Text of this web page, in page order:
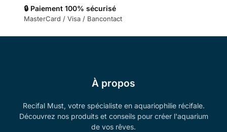
🔒 Paiement 100% sécurisé
MasterCard / Visa / Bancontact
À propos
Recifal Must, votre spécialiste en aquariophilie récifale.
Découvrez nos produits et conseils pour créer l'aquarium
de vos rêves.